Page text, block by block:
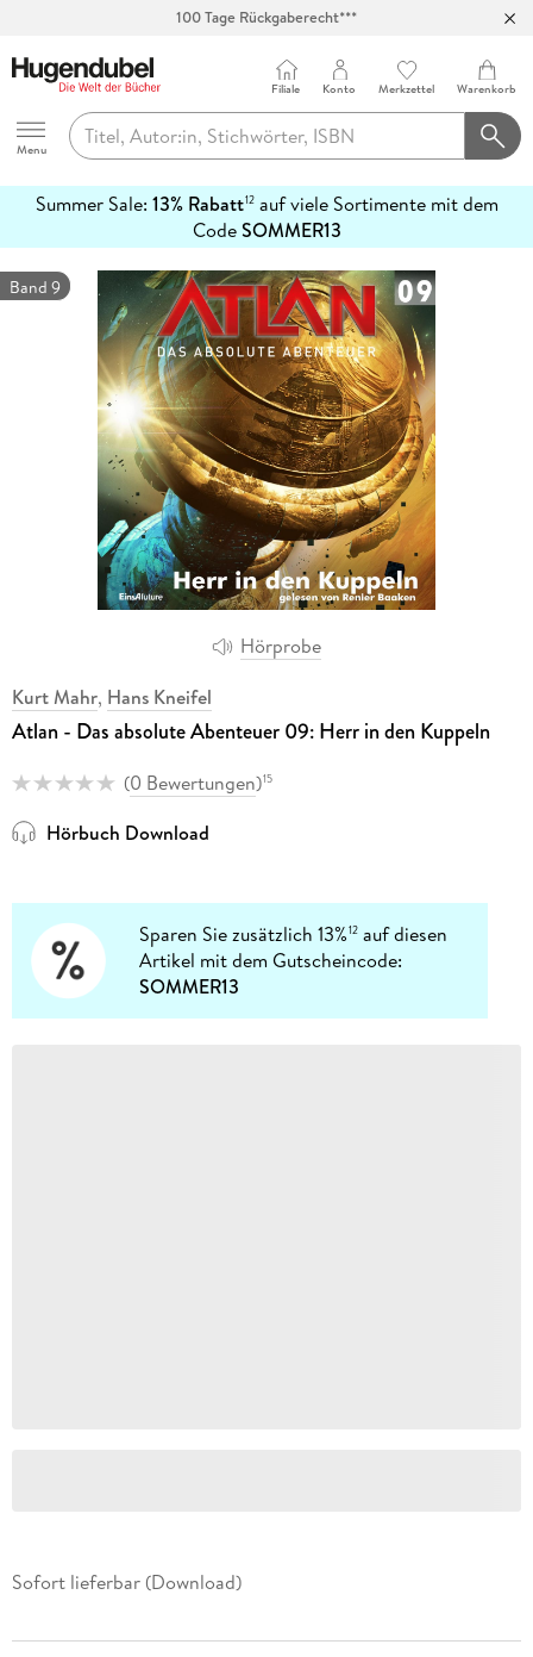
Hugendubel
Menu
Filiale Konto Merkzettel Warenkorb
Summer Sale: 13% Rabatt12auf viele Sortimente mit dem
CodeSOMMER13
erfahren
Hörprobe
Band 9
Kurt Mahr, Hans Kneifel
Atlan - Das absolute Abenteuer 09: Herr in den Kuppeln
(0 Bewertungen)15
Hörbuch Download
Sparen Sie zusätzlich 13%12 auf diesen
Artikel mit dem Gutscheincode:
SOMMER13
Sofort lieferbar (Download)